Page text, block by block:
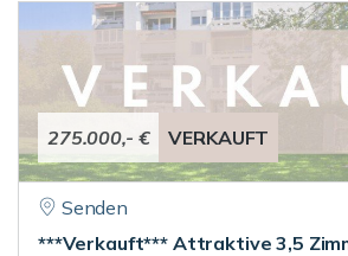
275.000,- € VERKAUFT
Senden
***Verkauft*** Attraktive 3,5